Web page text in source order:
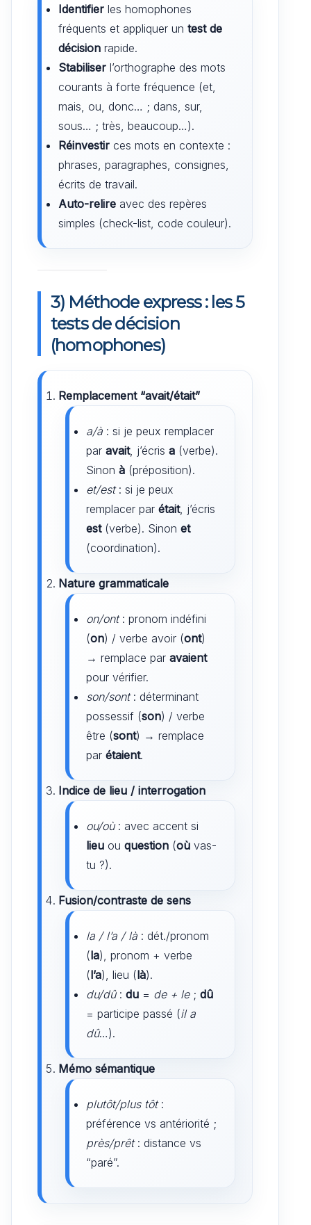
Identifier les homophones
fréquents et appliquer un test de
décision rapide.
Stabiliser l’orthographe des mots
courants à forte fréquence (et,
mais, ou, donc… ; dans, sur,
sous… ; très, beaucoup…).
Réinvestir ces mots en contexte :
phrases, paragraphes, consignes,
écrits de travail.
Auto-relire avec des repères
simples (check-list, code couleur).
3) Méthode express : les 5
tests de décision
(homophones)
Remplacement “avait/était”
a/à : si je peux remplacer
par avait, j’écris a (verbe).
Sinon à (préposition).
et/est: si je peux
remplacer par était, j’écris
est(verbe). Sinon et
(coordination).
Nature grammaticale
on/ont: pronom indéfini
(on) / verbe avoir (ont)
→ remplace par avaient
pour vérifier.
son/sont: déterminant
possessif (son) / verbe
être (sont) → remplace
par étaient.
Indice de lieu / interrogation
ou/où: avec accent si
lieu ou question (où vas-
tu ?).
Fusion/contraste de sens
la / l’a / là : dét./pronom
(la), pronom + verbe
(l’a), lieu (là).
du/dû: du = de + le; dû
= participe passé (il a
dû…).
Mémo sémantique
plutôt/plus tôt:
préférence vs antériorité ;
près/prêt: distance vs
“paré”.